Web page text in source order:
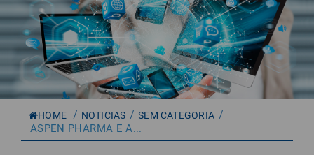
HOME / NOTICIAS / SEM CATEGORIA /
ASPEN PHARMA E A...